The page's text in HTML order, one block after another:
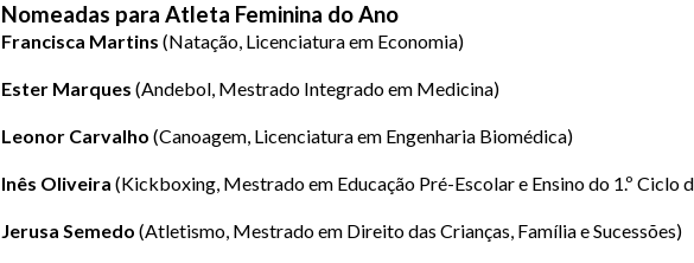
Nomeadas para Atleta Feminina do Ano
Francisca Martins (Natação, Licenciatura em Economia)
Ester Marques (Andebol, Mestrado Integrado em Medicina)
Leonor Carvalho (Canoagem, Licenciatura em Engenharia Biomédica)
Inês Oliveira (Kickboxing, Mestrado em Educação Pré-Escolar e Ensino do 1.º Ciclo
Jerusa Semedo (Atletismo, Mestrado em Direito das Crianças, Família e Sucessões)